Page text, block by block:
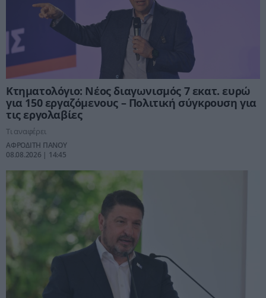
Κτηματολόγιο: Νέος διαγωνισμός 7 εκατ. ευρώ
για 150 εργαζόμενους – Πολιτική σύγκρουση για
τις εργολαβίες
Τι αναφέρει
ΑΦΡΟΔΙΤΗ ΠΑΝΟΥ
08.08.2026 | 14:45